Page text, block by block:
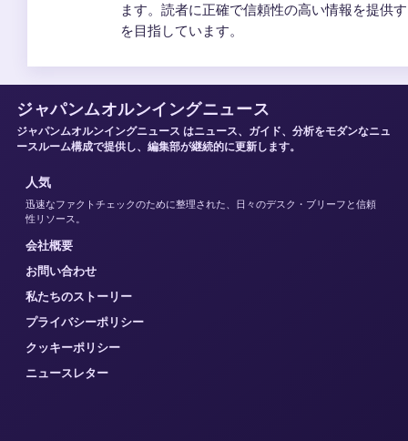
ます。読者に正確で信頼性の高い情報を提供
を目指しています。
ジャパンムオルンイングニュース
ジャパンムオルンイングニュース はニュース、ガイド、分析をモダンなニュ
ースルーム構成で提供し、編集部が継続的に更新します。
人気
迅速なファクトチェックのために整理された、日々のデスク・ブリーフと信頼
性リソース。
会社概要
お問い合わせ
私たちのストーリー
プライバシーポリシー
クッキーポリシー
ニュースレター